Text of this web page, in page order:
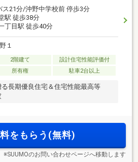
ス21分/沖野中学校前 停歩3分
駅 徒歩38分
丁目駅 徒歩40分
１
2階建て
設計住宅性能評価付
所有権 駐車2台以上
る長期優良住宅＆住宅性能最高等
をもらう(無料)
※SUUMOのお問い合わせページへ移動します